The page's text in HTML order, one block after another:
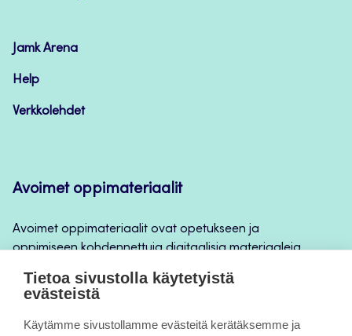
Jamk Arena
Help
Verkkolehdet
Avoimet oppimateriaalit
Avoimet oppimateriaalit ovat opetukseen ja
oppimiseen kohdennettuja digitaalisia materiaaleja,
opintojaksototeutuksilla, jatkuvan oppimisen ja
Tietoa sivustolla käytetyistä
evästeistä
Käytämme sivustollamme evästeitä kerätäksemme ja